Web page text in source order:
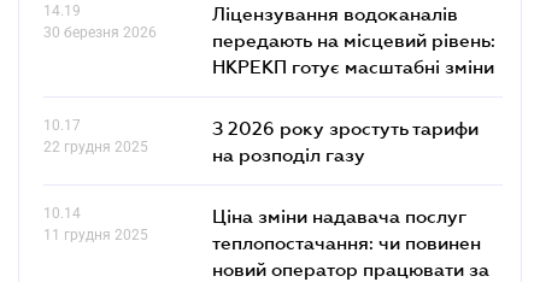
14.19
30 березня 2026
Ліцензування водоканалів
передають на місцевий рівень:
НКРЕКП готує масштабні зміни
10.17
22 грудня 2025
З 2026 року зростуть тарифи
на розподіл газу
10.14
11 грудня 2025
Ціна зміни надавача послуг
теплопостачання: чи повинен
новий оператор працювати за